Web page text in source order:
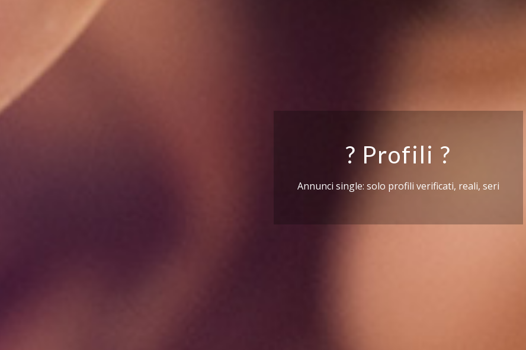
? Profili ?
Annunci single: solo profili verificati, reali, seri